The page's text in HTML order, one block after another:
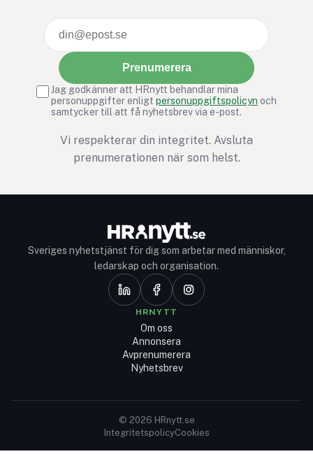
Prenumerera
Jag godkänner att HRnytt behandlar mina
personuppgifter enligt personuppgiftspolicyn och
samtycker till att få nyhetsbrev via e-post.
Vi respekterar din integritet. Avsluta
prenumerationen när som helst.
Sveriges nyhetstjänst för dig som arbetar med människor,
ledarskap och organisation.
HRNYTT
Om oss
Annonsera
Avprenumerera
Nyhetsbrev
© 2026 HRnytt.se
IntegritetspolicyCookies